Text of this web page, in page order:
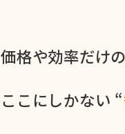
価格や​効率だけ
ここに​しかない​ “